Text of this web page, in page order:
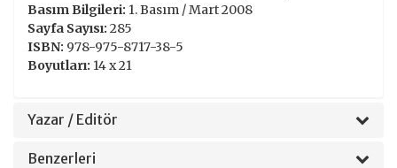
Basım Bilgileri: 1. Basım / Mart 2008
Sayfa Sayısı: 285
ISBN: 978-975-8717-38-5
Boyutları: 14 x 21
Yazar / Editör
Benzerleri